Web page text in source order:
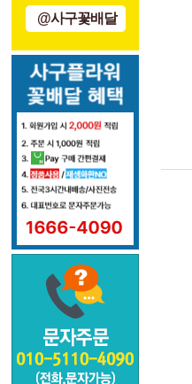
@사구꽃배달